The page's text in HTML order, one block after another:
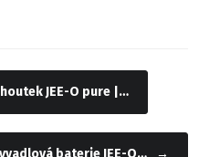
JEE-O pure |…